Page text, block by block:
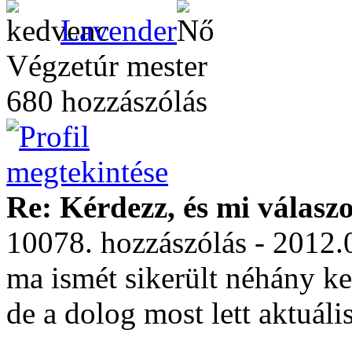
Lavender
Végzetúr mester
680 hozzászólás
Re: Kérdezz, és mi
10078. hozzászólás -
ma ismét sikerült néhány
de a dolog most lett